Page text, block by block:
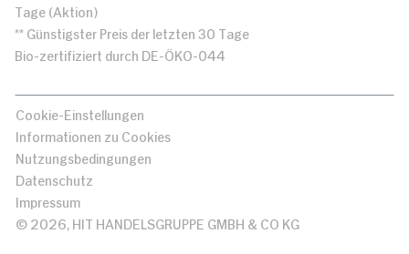
Tage (Aktion)
** Günstigster Preis der letzten 30 Tage
Bio-zertifiziert durch DE-ÖKO-044
Cookie-Einstellungen
Informationen zu Cookies
Nutzungsbedingungen
Datenschutz
Impressum
© 2026, HIT HANDELSGRUPPE GMBH & CO KG